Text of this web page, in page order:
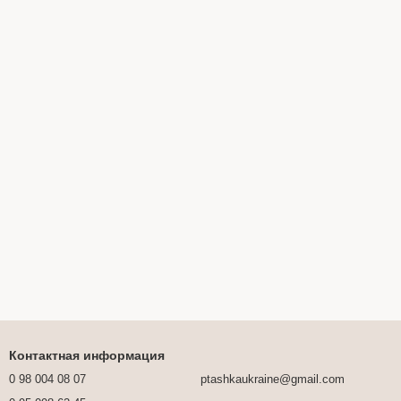
Контактная информация
0 98 004 08 07
ptashkaukraine@gmail.com